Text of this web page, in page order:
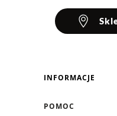
INFORMACJE
POMOC